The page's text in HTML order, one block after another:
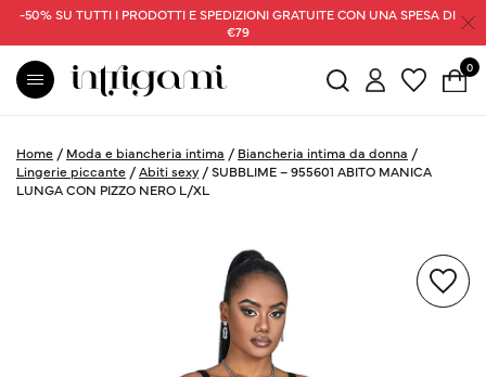
-50% SU TUTTI I PRODOTTI E SPEDIZIONI GRATUITE CON UNA SPESA DI
€79
0
Home / Moda e biancheria intima / Biancheria intima da donna /
Lingerie piccante /Abiti sexy /SUBBLIME – 955601 ABITO MANICA
LUNGA CON PIZZO NERO L/XL